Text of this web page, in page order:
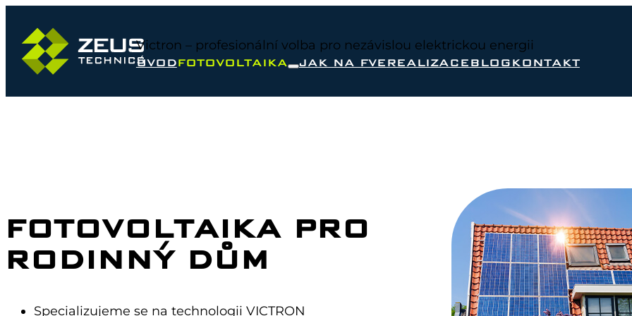
Victron – profesionální volba pro nezávislou elektrickou energii
ÚVODFOTOVOLTAIKA JAK NA FVE REALIZACE BLOG KONTAKT
FOTOVOLTAIKA PRO
RODINNÝ DŮM
Specializujeme se na technologii VICTRON